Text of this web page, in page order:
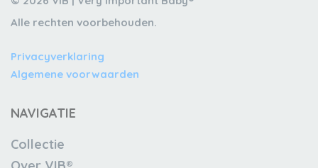
Alle rechten voorbehouden.
Privacyverklaring
Algemene voorwaarden
NAVIGATIE
Collectie